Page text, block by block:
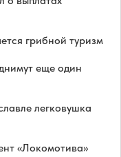
грибной туризм
еще один
легковушка
«Локомотива»